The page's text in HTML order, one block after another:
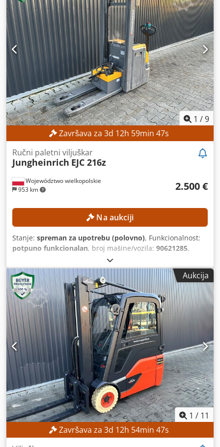
1 /9
Završava za 3d 12h 59min 45s
Województwo wielkopolskie
953 km
Ručni paletni viljuškar
Jungheinrich EJC 216z
2.500 €
Na aukciji
Stanje: spreman za upotrebu (polovno), Funkcionalnost:
potpuno funkcionalan, broj mašine/vozila: 90621285,
, radni sati:
2.800 mm, građevinska visina:1.950 mm, Nema
minimalne cene – zagarantovana prodaja po najvišoj
ponudi! TEHNIČKE KARAKTERISTIKE Dcjdpfx Akezrlw Asujk
Visina podizanja: 2.800 mm Visina konstrukcije: 1.950 mm
KARAKTERISTIKE MAŠINE Tip jarbola: Standardni jarbol Tip
baterije: Litijum-jonska baterija Radni sati: 560 sati
OPREMA Početno podizanje Punjač Eksterna referenca:
SL1145SP
Aukcija
1 / 11
Završava za 3d 12h 54min 45s